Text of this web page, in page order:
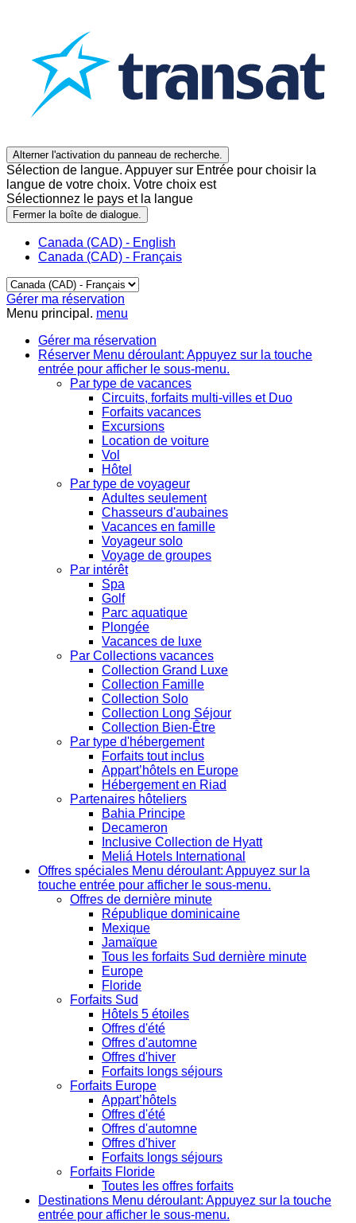
Alterner l'activation du panneau de recherche.
Sélection de langue. Appuyer sur Entrée pour choisir la
langue de votre choix. Votre choix est
Sélectionnez le pays et la langue
Fermer la boîte de dialogue.
Canada (CAD) - English
Canada (CAD) - Français
Gérer ma réservation
Menu principal. menu
Gérer ma réservation
Réserver Menu déroulant: Appuyez sur la touche
entrée pour afficher le sous-menu.
Par type de vacances
Circuits, forfaits multi-villes et Duo
Forfaits vacances
Excursions
Location de voiture
Vol
Hôtel
Par type de voyageur
Adultes seulement
Chasseurs d'aubaines
Vacances en famille
Voyageur solo
Voyage de groupes
Par intérêt
Spa
Golf
Parc aquatique
Plongée
Vacances de luxe
Par Collections vacances
Collection Grand Luxe
Collection Famille
Collection Solo
Collection Long Séjour
Collection Bien-Être
Par type d'hébergement
Forfaits tout inclus
Appart’hôtels en Europe
Hébergement en Riad
Partenaires hôteliers
Bahia Principe
Decameron
Inclusive Collection de Hyatt
Meliá Hotels International
Offres spéciales Menu déroulant: Appuyez sur la
touche entrée pour afficher le sous-menu.
Offres de dernière minute
République dominicaine
Mexique
Jamaïque
Tous les forfaits Sud dernière minute
Europe
Floride
Forfaits Sud
Hôtels 5 étoiles
Offres d'été
Offres d'automne
Offres d'hiver
Forfaits longs séjours
Forfaits Europe
Appart’hôtels
Offres d'été
Offres d'automne
Offres d'hiver
Forfaits longs séjours
Forfaits Floride
Toutes les offres forfaits
Destinations Menu déroulant: Appuyez sur la touche
entrée pour afficher le sous-menu.